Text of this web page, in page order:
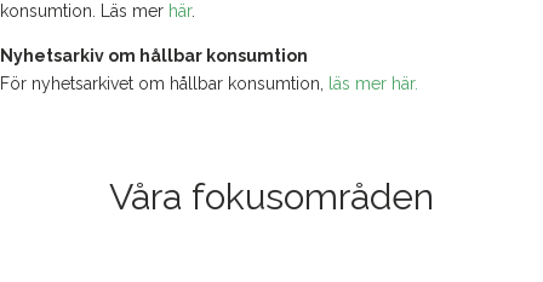
konsumtion. Läs mer här.
Nyhetsarkiv om hållbar konsumtion
För nyhetsarkivet om hållbar konsumtion,
läs mer här.
Våra fokusområden